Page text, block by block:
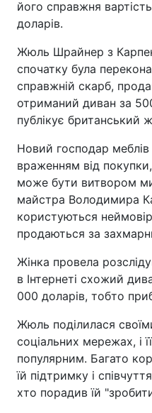
його справжня
доларів.
Жюль Шрайнер з
спочатку була
справжній скарб,
отриманий диван за
публікує британський
Новий господар меблів
враженням від
може бути витвором
майстра Володимира
користуються
продаються за
Жінка провела
в Інтернеті схожий
000 доларів, тобто
Жюль поділилася
соціальних мережах, і
популярним. Багато
їй підтримку і
хто порадив їй